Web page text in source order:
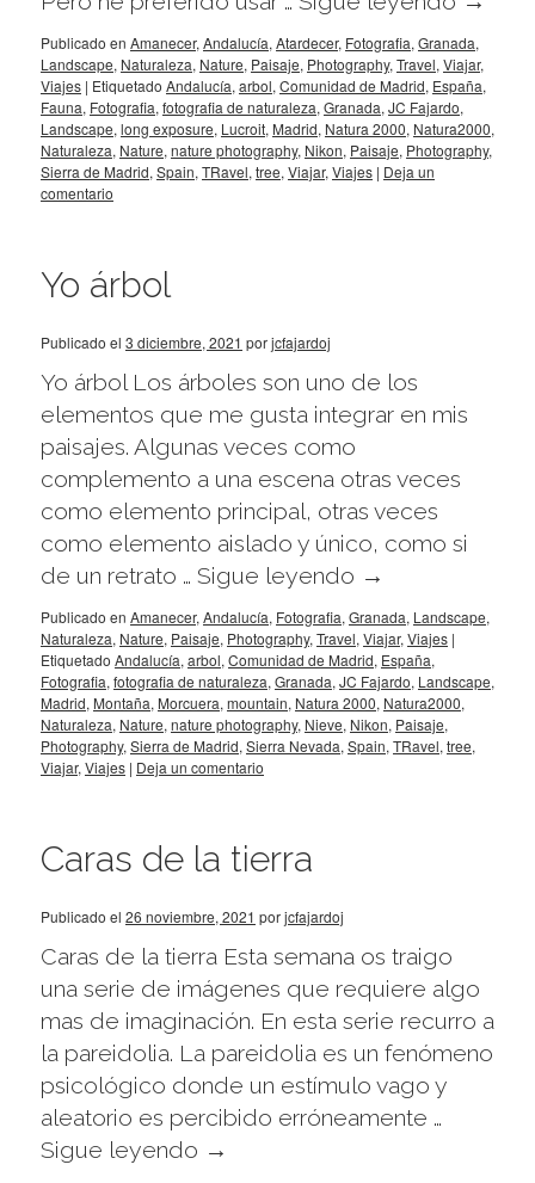
Publicado en Amanecer, Andalucía, Atardecer, Fotografia, Granada,
Landscape, Naturaleza, Nature, Paisaje, Photography, Travel, Viajar,
Viajes | Etiquetado Andalucía, arbol, Comunidad de Madrid, España,
Fauna, Fotografia, fotografia de naturaleza, Granada, JC Fajardo,
Landscape, long exposure, Lucroit, Madrid, Natura 2000, Natura2000,
Naturaleza, Nature, nature photography, Nikon, Paisaje, Photography,
Sierra de Madrid, Spain, TRavel, tree, Viajar, Viajes | Deja un
comentario
Yo árbol
Publicado el 3 diciembre, 2021 porjcfajardoj
Yo árbol Los árboles son uno de los
elementos que me gusta integrar en mis
paisajes. Algunas veces como
complemento a una escena otras veces
como elemento principal, otras veces
como elemento aislado y único, como si
de un retrato … Sigue leyendo →
Publicado en Amanecer, Andalucía, Fotografia, Granada, Landscape,
Naturaleza, Nature, Paisaje, Photography, Travel, Viajar, Viajes |
Etiquetado Andalucía, arbol, Comunidad de Madrid, España,
Fotografia, fotografia de naturaleza, Granada, JC Fajardo, Landscape,
Madrid, Montaña, Morcuera, mountain, Natura 2000, Natura2000,
Naturaleza, Nature, nature photography, Nieve, Nikon, Paisaje,
Photography, Sierra de Madrid, Sierra Nevada, Spain, TRavel, tree,
Viajar, Viajes | Deja un comentario
Caras de la tierra
Publicado el 26 noviembre, 2021 porjcfajardoj
Caras de la tierra Esta semana os traigo
una serie de imágenes que requiere algo
mas de imaginación. En esta serie recurro a
la pareidolia. La pareidolia es un fenómeno
psicológico donde un estímulo vago y
aleatorio es percibido erróneamente …
Sigue leyendo →